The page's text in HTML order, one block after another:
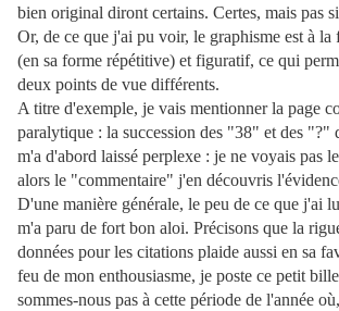
bien original diront certains. Certes, mais pas
Or, de ce que j'ai pu voir, le graphisme est à
(en sa forme répétitive) et figuratif, ce qui
deux points de vue différents.
A titre d'exemple, je vais mentionner la page
paralytique : la succession des "38" et des "?"
m'a d'abord laissé perplexe : je ne voyais pas
alors le "commentaire" j'en découvris
D'une manière générale, le peu de ce que j'ai
m'a paru de fort bon aloi. Précisons que la
données pour les citations plaide aussi en sa
feu de mon enthousiasme, je poste ce petit
sommes-nous pas à cette période de l'année